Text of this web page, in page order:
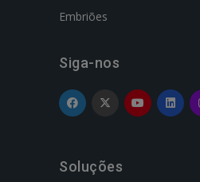
Embriões
Siga-nos
Soluções